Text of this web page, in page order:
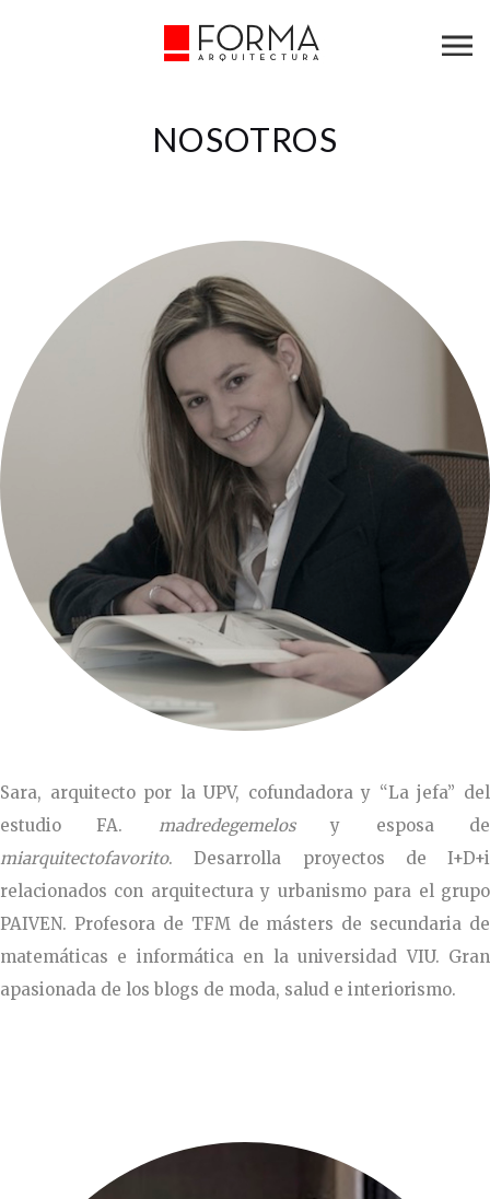
NOSOTROS
Sara, arquitecto por la UPV, cofundadora y “La jefa” del
estudio FA. madredegemelosy esposa de
miarquitectofavorito. Desarrolla proyectos de I+D+i
relacionados con arquitectura y urbanismo para el grupo
PAIVEN. Profesora de TFM de másters de secundaria de
matemáticas e informática en la universidad VIU. Gran
apasionada de los blogs de moda, salud e interiorismo.